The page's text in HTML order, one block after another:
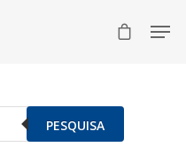
PESQUISA